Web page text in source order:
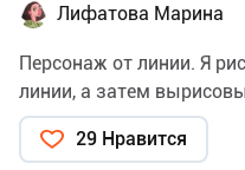
Лифатова Марина
Персонаж от линии. Я
линии, а затем
29 Нравится